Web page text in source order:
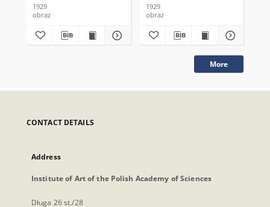
1929
obraz
1929
obraz
More
CONTACT DETAILS
Address
Institute of Art of the Polish Academy of Sciences
Długa 26 st./28